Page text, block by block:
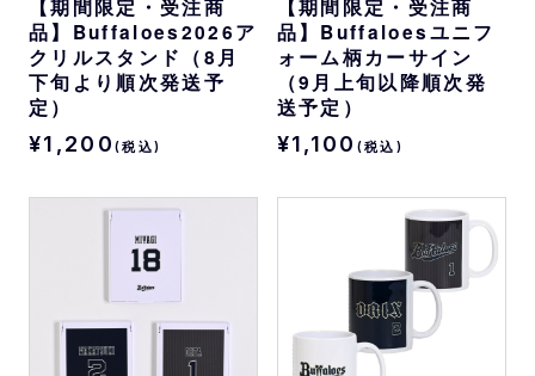
【期間限定・受注商
品】Buffaloes2026ア
クリルスタンド（8月
下旬より順次発送予
定）
¥1,200 (税込)
【期間限定・受注商
品】Buffaloesユニフ
ォーム柄カーサイン
（9月上旬以降順次発
送予定）
¥1,100 (税込)